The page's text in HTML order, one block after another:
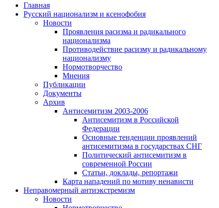
Главная
Русский национализм и ксенофобия
Новости
Проявления расизма и радикального
национализма
Противодействие расизму и радикальному
национализму
Нормотворчество
Мнения
Публикации
Документы
Архив
Антисемитизм 2003-2006
Антисемитизм в Российской
Федерации
Основные тенденции проявлений
антисемитизма в государствах СНГ
Политический антисемитизм в
современной России
Статьи, доклады, репортажи
Карта нападений по мотиву ненависти
Неправомерный антиэкстремизм
Новости